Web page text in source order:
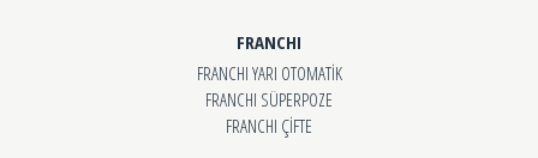
FRANCHI
FRANCHI YARI OTOMATİK
FRANCHI SÜPERPOZE
FRANCHI ÇİFTE